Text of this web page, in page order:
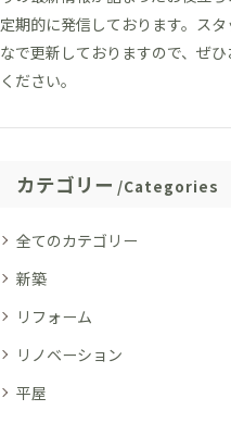
定期的に発信しております。ス
なで更新しておりますので、ぜ
ください。
カテゴリー Categories
全てのカテゴリー
新築
リフォーム
リノベーション
平屋